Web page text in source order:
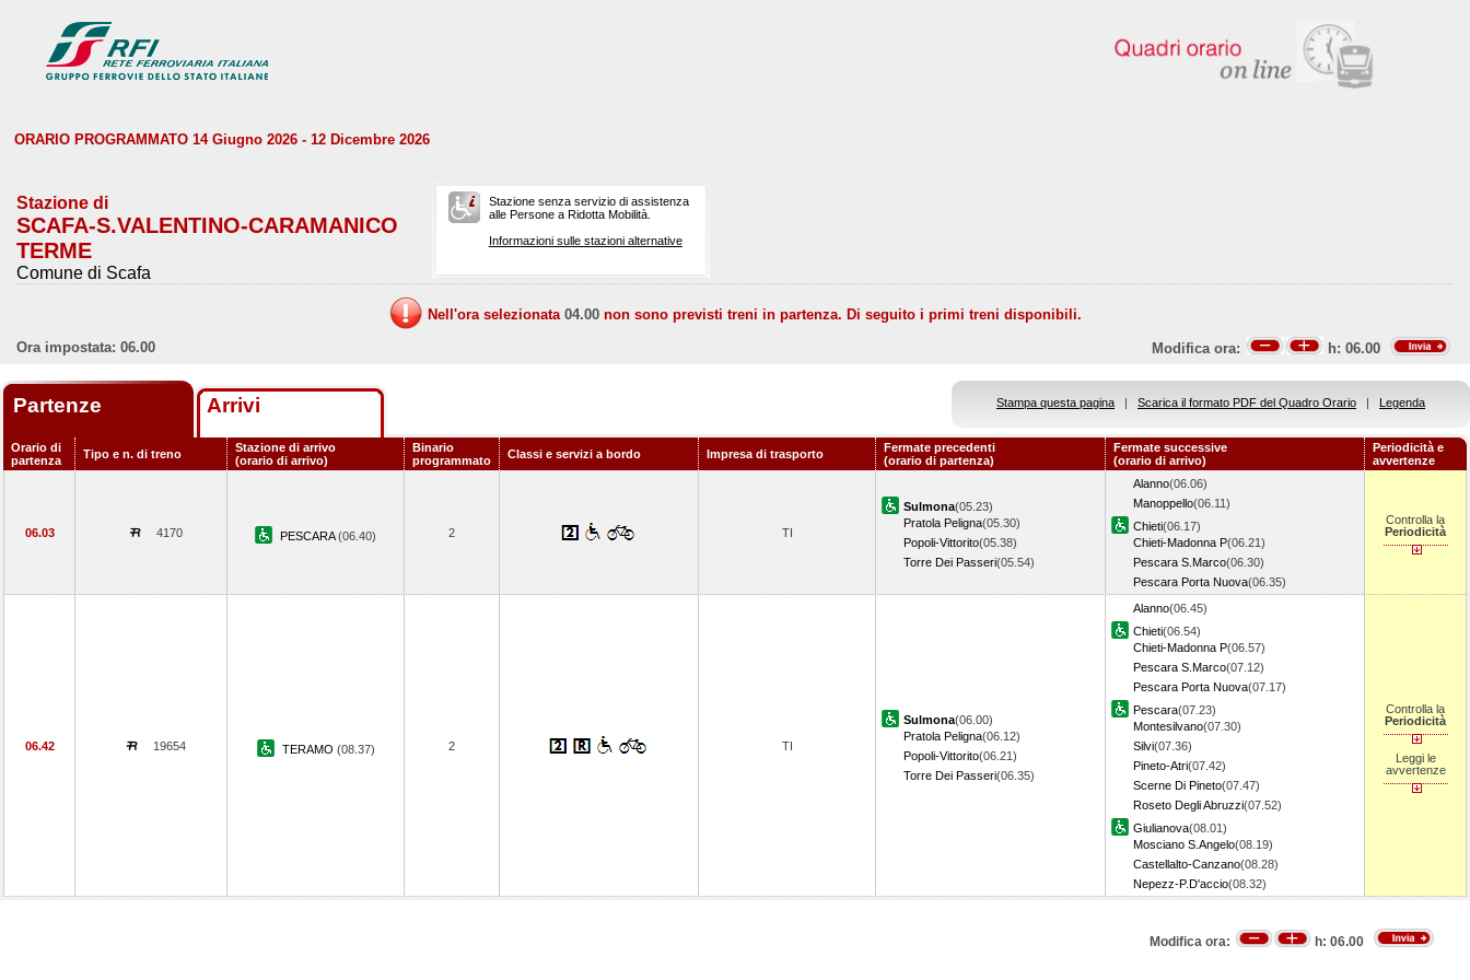
ORARIO PROGRAMMATO 14 Giugno 2026 - 12 Dicembre 2026
Stazione di
SCAFA-S.VALENTINO-CARAMANICO
TERME
Comune di Scafa
Stazione senza servizio di assistenza
alle Persone a Ridotta Mobilità.
Informazioni sulle stazioni alternative
Nell'ora selezionata 04.00 non sono previsti treni in partenza. Di seguito i primi treni disponibili.
Ora impostata: 06.00
Modifica ora: h: 06.00
Partenze Arrivi Stampa questa pagina | Scarica il formato PDF del Quadro Orario | Legenda
Orario di
partenza
Tipo e n. di treno
Stazione di arrivo
(orario di arrivo)
Binario
programmato
Classi e servizi a bordo Impresa di trasporto
Fermate precedenti
(orario di partenza)
Fermate successive
(orario di arrivo)
Periodicità e
avvertenze
06.03 4170 PESCARA(06.40) 2 TI
Sulmona(05.23)
Pratola Peligna(05.30)
Popoli-Vittorito(05.38)
Torre Dei Passeri(05.54)
Alanno(06.06)
Manoppello(06.11)
Chieti(06.17)
Chieti-Madonna P(06.21)
Pescara S.Marco(06.30)
Pescara Porta Nuova(06.35)
Controlla la
Periodicità
06.42 19654 TERAMO (08.37) 2 TI
Sulmona(06.00)
Pratola Peligna(06.12)
Popoli-Vittorito(06.21)
Torre Dei Passeri(06.35)
Alanno(06.45)
Chieti(06.54)
Chieti-Madonna P(06.57)
Pescara S.Marco(07.12)
Pescara Porta Nuova(07.17)
Pescara(07.23)
Montesilvano(07.30)
Silvi(07.36)
Pineto-Atri(07.42)
Scerne Di Pineto(07.47)
Roseto Degli Abruzzi(07.52)
Giulianova(08.01)
Mosciano S.Angelo(08.19)
Castellalto-Canzano(08.28)
Nepezz-P.D'accio(08.32)
Controlla la
Periodicità
Leggi le
avvertenze
Modifica ora: h: 06.00